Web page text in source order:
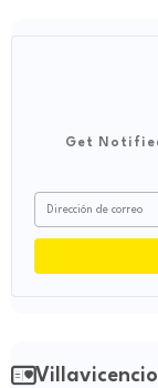
Get
Villavicencio